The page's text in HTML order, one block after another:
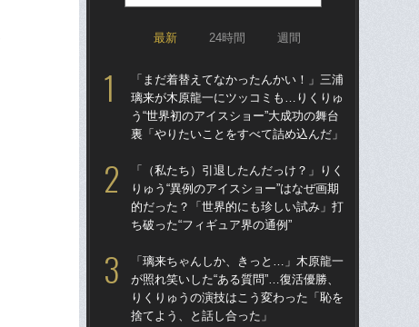
最新 24時間 週間
「まだ着替えてなかったんかい！」三浦
璃来が木原龍一にツッコミも…りくりゅ
う“世界初のアイスショー”大成功の舞台
裏「やりたいことをすべて詰め込んだ」
「（私たち）引退したんだっけ？」りく
りゅう“異例のアイスショー”はなぜ画期
的だった？「世界的にも珍しい試み」打
ち破った“フィギュア界の通例”
「璃来ちゃんしか、きっと…」木原龍一
が照れ笑いした“ある質問”…復活優勝、
りくりゅうの演技はこう変わった「恥を
捨てよう、と話し合った」